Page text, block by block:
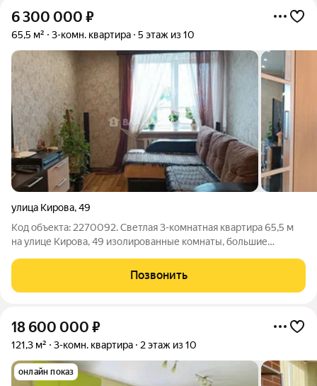
6 300 000 ₽
65,5 м² 3-комн. квартира 5 этаж из 10
улица Кирова,49
Код объекта: 2270092. Светлая 3-комнатная квартира 65,5 м
на улице Кирова, 49 изолированные комнаты, большие
Окна выходят на улицу, пространство наполнено дневным
светом. Комнаты 19,6 / 13 /
Позвонить
18 600 000 ₽
121,3 м² 3-комн. квартира 2 этаж из 10
онлайн показ